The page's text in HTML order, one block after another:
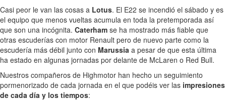
Casi peor le van las cosas a Lotus. El E22 se incendió el sábado y es
el equipo que menos vueltas acumula en toda la pretemporada así
que son una incógnita. Caterham se ha mostrado más fiable que
otras escuderías con motor Renault pero de nuevo parte como la
escudería más débil junto con Marussia a pesar de que esta última
ha estado en algunas jornadas por delante de McLaren o Red Bull.
Nuestros compañeros de Highmotor han hecho un seguimiento
pormenorizado de cada jornada en el que podéis ver las impresiones
de cada día y los tiempos: